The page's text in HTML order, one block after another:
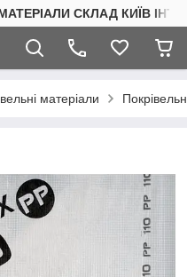
СКЛАД КИЇВ
матеріали